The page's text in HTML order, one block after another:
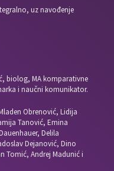
uz navođenje
biolog, MA komparativne
i naučni komunikator.
Obrenović, Lidija
Tanović, Emina
Delila
Dejanović, Dino
Tomić, Andrej Madunić i